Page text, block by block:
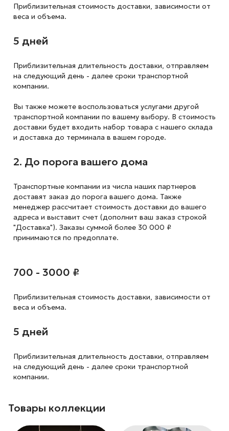
Приблизительная стоимость доставки, зависимости от
веса и объема.
5 дней
Приблизительная длительность доставки, отправляем
на следующий день - далее сроки транспортной
компании.
Вы также можете воспользоваться услугами другой
транспортной компании по вашему выбору. В стоимость
доставки будет входить набор товара с нашего склада
и доставка до терминала в вашем городе.
2. До порога вашего дома
Транспортные компании из числа наших партнеров
доставят заказ до порога вашего дома. Также
менеджер рассчитает стоимость доставки до вашего
адреса и выставит счет (дополнит ваш заказ строкой
"Доставка"). Заказы суммой более 30 000 ₽
принимаются по предоплате.
700 - 3000 ₽
Приблизительная стоимость доставки, зависимости от
веса и объема.
5 дней
Приблизительная длительность доставки, отправляем
на следующий день - далее сроки транспортной
компании.
Товары коллекции